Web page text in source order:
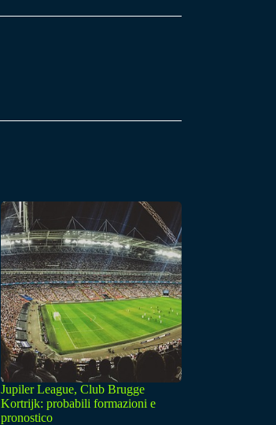
Jupiler League, Club Brugge
Kortrijk: probabili formazioni e
pronostico